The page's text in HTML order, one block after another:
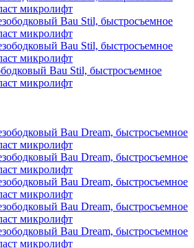
Bau Stil, быстросъемное
микролифт